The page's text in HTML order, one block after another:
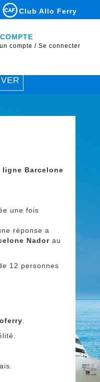
Club Allo Ferry
compte / Se connecter
ligne Barcelone
une fois
réponse a
Nador au
12 personnes